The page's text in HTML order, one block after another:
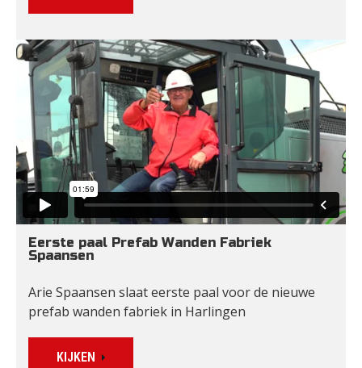
Eerste paal Prefab Wanden Fabriek
Spaansen
Arie Spaansen slaat eerste paal voor de nieuwe
prefab wanden fabriek in Harlingen
KIJKEN